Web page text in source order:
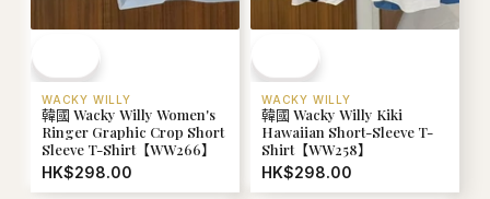
WACKY WILLY
韓國 Wacky Willy Women's
Ringer Graphic Crop Short
Sleeve T-Shirt【WW266】
HK$298.00
WACKY WILLY
韓國 Wacky Willy Kiki
Hawaiian Short-Sleeve T-
Shirt【WW258】
HK$298.00